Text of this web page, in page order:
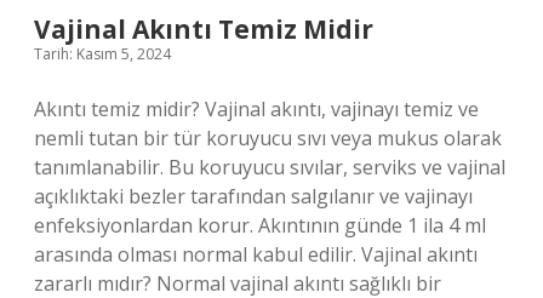
Vajinal Akıntı Temiz Midir
Tarih: Kasım 5, 2024
Akıntı temiz midir? Vajinal akıntı, vajinayı temiz ve
nemli tutan bir tür koruyucu sıvı veya mukus olarak
tanımlanabilir. Bu koruyucu sıvılar, serviks ve vajinal
açıklıktaki bezler tarafından salgılanır ve vajinayı
enfeksiyonlardan korur. Akıntının günde 1 ila 4 ml
arasında olması normal kabul edilir. Vajinal akıntı
zararlı mıdır? Normal vajinal akıntı sağlıklı bir